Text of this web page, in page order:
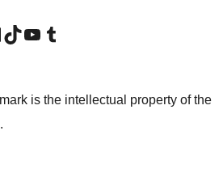
અમારા TikTok એકાઉન્ટની મુલાકાત લોઅમારી YouTube ચેનલની મુલાકાત લો અમારા Tumblr એકાઉન્ટની મુલાકાત લો
is the intellectual property of the